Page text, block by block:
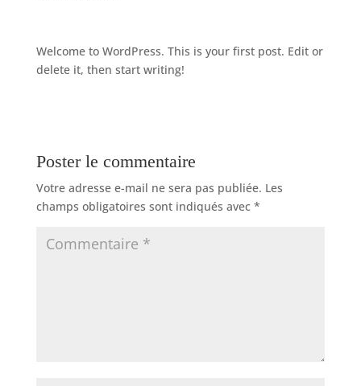
Welcome to WordPress. This is your first post. Edit or
delete it, then start writing!
Poster le commentaire
Votre adresse e-mail ne sera pas publiée. Les
champs obligatoires sont indiqués avec *